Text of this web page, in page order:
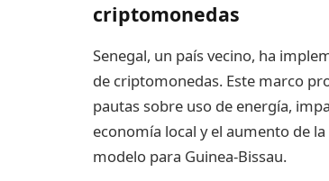
criptomonedas
Senegal, un país vecino, ha
de criptomonedas. Este marco
pautas sobre uso de energía,
economía local y el aumento de
modelo para Guinea-Bissau.